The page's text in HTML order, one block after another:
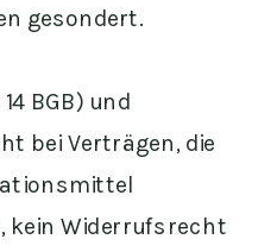
gesondert.
BGB) und
bei Verträgen, die
kein Widerrufsrecht